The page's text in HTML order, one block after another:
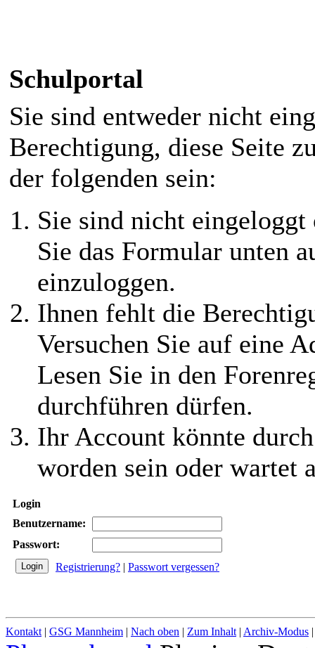
Schulportal
Sie sind entweder nicht
Berechtigung, diese Seite
der folgenden sein:
Sie sind nicht
Sie das Formular unten
einzuloggen.
Ihnen fehlt die
Versuchen Sie auf eine
Lesen Sie in den
durchführen dürfen.
Ihr Account könnte
worden sein oder wartet
Login
Benutzername:
Passwort:
Registrierung? | Passwort vergessen?
Kontakt | GSG Mannheim | Nach oben | Zum Inhalt | Archiv-Modus